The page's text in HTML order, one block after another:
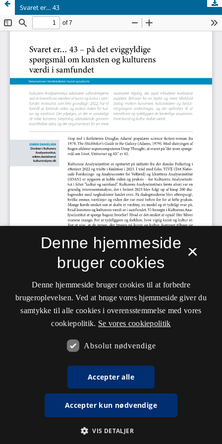
Svaret er… 43
×
Denne hjemmeside
bruger cookies
Denne hjemmeside bruger cookies til at forbedre
brugeroplevelsen. Ved at bruge vores hjemmeside giver du
samtykke til alle cookies i overensstemmelse med vores
cookiepolitik. Se vores cookiepolitik
Absolut nødvendige
Accepter alle
Accepter kun nødvendige
VIS DETALJER